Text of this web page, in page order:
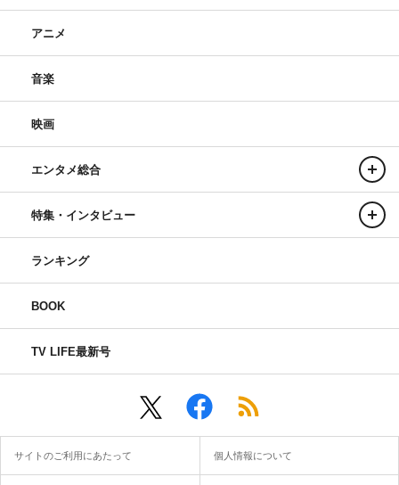
アニメ
音楽
映画
エンタメ総合
特集・インタビュー
ランキング
BOOK
TV LIFE最新号
サイトのご利用にあたって 個人情報について